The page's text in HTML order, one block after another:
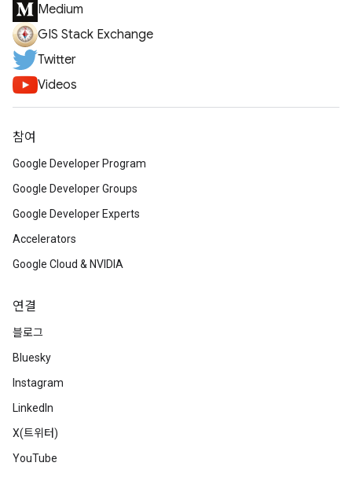
Medium
GIS Stack Exchange
Twitter
Videos
참여
Google Developer Program
Google Developer Groups
Google Developer Experts
Accelerators
Google Cloud & NVIDIA
연결
블로그
Bluesky
Instagram
LinkedIn
X(트위터)
YouTube